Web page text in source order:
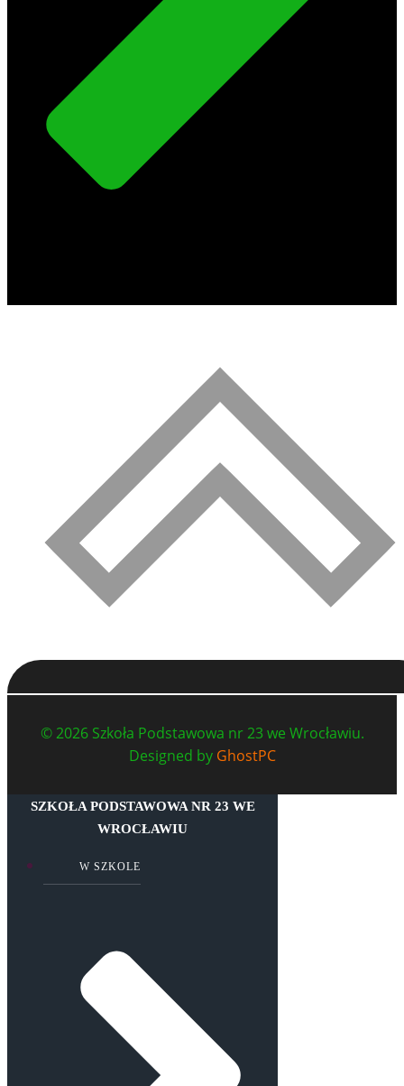
© 2026 Szkoła Podstawowa nr 23 we Wrocławiu.
Designed by GhostPC
SZKOŁA PODSTAWOWA NR 23 WE
WROCŁAWIU
W SZKOLE